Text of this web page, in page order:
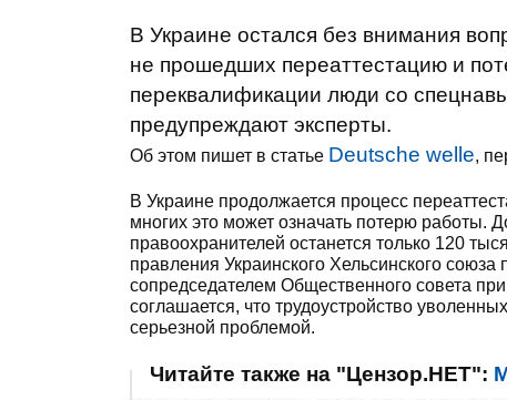
В Украине остался без внимания
не прошедших переаттестацию и
переквалификации люди со
предупреждают эксперты.
Об этом пишет в статье Deutsche welle,
В Украине продолжается процесс
многих это может означать потерю работы.
правоохранителей останется только 120
правления Украинского Хельсинского
сопредседателем Общественного совета
соглашается, что трудоустройство
серьезной проблемой.
Читайте также на "Цензор.НЕТ":